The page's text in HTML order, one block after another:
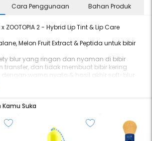
Cara Penggunaan Bahan Produk
2 - Hybrid Lip Tint & Lip Care
Melon Fruit Extract & Peptida untuk bibir
blur yang ringan dan nyaman di bibir
transfer, dan tidak membuat bibir kering
dengan warna nyata & hasil akhir soft-blur
blur yang terasa ringan dan nyaman di
dengan kandungan perawatan bibir seperti
Extract, dan Palmitoyl Tripeptide-1 yang
Suka